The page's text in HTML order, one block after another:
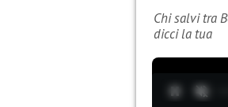
Chi salvi tra
dicci la tua